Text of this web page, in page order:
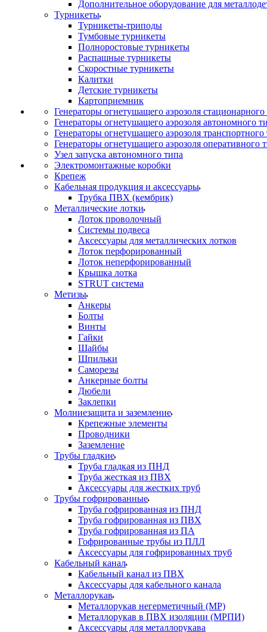
Дополнительное оборудование для
Турникеты
Турникеты-триподы
Тумбовые турникеты
Полноростовые турникеты
Распашные турникеты
Скоростные турникеты
Калитки
Детские турникеты
Картоприемник
Генераторы огнетушащего аэрозоля стационарного
Генераторы огнетушащего аэрозоля автономного
Генераторы огнетушащего аэрозоля транспортного
Генераторы огнетушащего аэрозоля оперативного
Узел запуска автономного типа
Электромонтажные коробки
Крепеж
Кабельная продукция и аксессуары
Трубка ПВХ (кембрик)
Металлические лотки
Лоток проволочный
Системы подвеса
Аксессуары для металлических лотков
Лоток перфорированный
Лоток неперфорированный
Крышка лотка
STRUT система
Метизы
Анкеры
Болты
Винты
Гайки
Шайбы
Шпильки
Саморезы
Анкерные болты
Дюбели
Заклепки
Молниезащита и заземление
Крепежные элементы
Проводники
Заземление
Трубы гладкие
Труба гладкая из ПНД
Труба жесткая из ПВХ
Аксессуары для жестких труб
Трубы гофрированные
Труба гофрированная из ПНД
Труба гофрированная из ПВХ
Труба гофрированная из ПА
Гофрированные трубы из ПЛЛ
Аксессуары для гофрированных труб
Кабельный канал
Кабельный канал из ПВХ
Аксессуары для кабельного канала
Металлорукав
Металлорукав негерметичный (МР)
Металлорукав в ПВХ изоляции (МРПИ)
Аксессуары для металлорукава